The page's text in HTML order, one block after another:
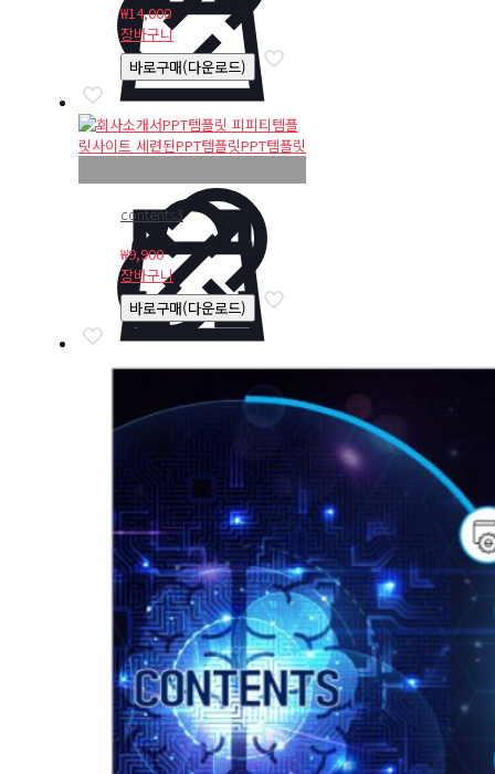
₩14,000
장바구니
바로구매(다운로드)
contents3
₩9,900
장바구니
바로구매(다운로드)